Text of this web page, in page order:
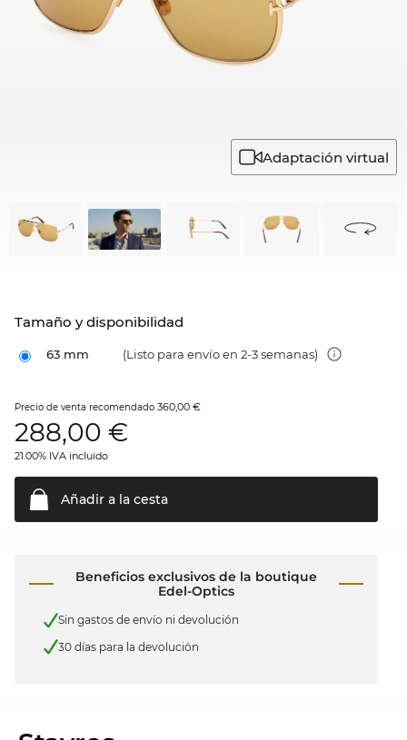
Adaptación virtual
Tamaño y disponibilidad
63 mm (Listo para envío en 2-3 semanas)
Precio de venta recomendado 360,00 €
288,00 €
21.00% IVA incluido
Añadir a la cesta
Beneficios exclusivos de la boutique
Edel-Optics
Sin gastos de envío ni devolución
30 días para la devolución